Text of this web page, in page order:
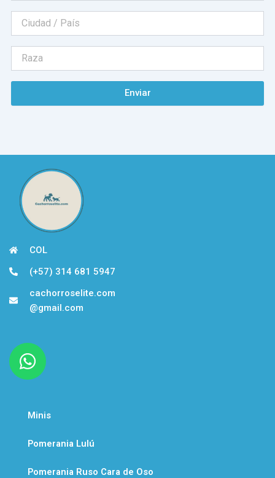
Enviar
COL
(+57) 314 681 5947
cachorroselite.com
@gmail.com
W
h
t
s
a
p
Minis
Pomerania Lulú
Pomerania Ruso Cara de Oso